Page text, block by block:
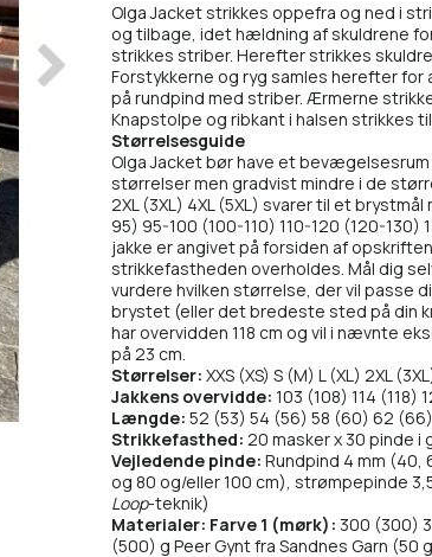
Olga Jacket strikkes oppefra og ned i
og tilbage, idet hældning af skuldrene
strikkes striber. Herefter strikkes
Forstykkerne og ryg samles herefter
på rundpind med striber. Ærmerne
Knapstolpe og ribkant i halsen strikkes
Størrelsesguide
Olga Jacket bør have et
størrelser men gradvist mindre i de
2XL (3XL) 4XL (5XL) svarer til et
95) 95-100 (100-110) 110-120 (120-
jakke er angivet på forsiden af
strikkefastheden overholdes. Mål dig
vurdere hvilken størrelse, der vil passe
brystet (eller det bredeste sted på din
har overvidden 118 cm og vil i nævnte
på 23 cm.
Størrelser: XXS (XS) S (M) L (XL) 2XL
Jakkens overvidde: 103 (108) 114 (118)
Længde: 52 (53) 54 (56) 58 (60) 62
Strikkefasthed: 20 masker x 30 pinde i
Vejledende pinde: Rundpind 4 mm (40,
og 80 og/eller 100 cm), strømpepinde
Loop-teknik)
Materialer: Farve 1 (mørk): 300 (300)
(500) g Peer Gynt fra Sandnes Garn (50